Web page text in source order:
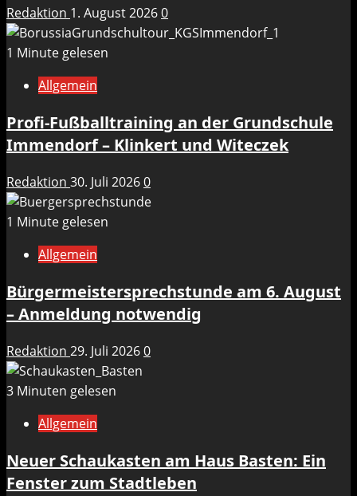
Redaktion 1. August 20260
1 Minute gelesen
Allgemein
Profi-Fußballtraining an der Grundschule
Immendorf – Klinkert und Witeczek
Redaktion 30. Juli 20260
1 Minute gelesen
Allgemein
Bürgermeistersprechstunde am 6. August
– Anmeldung notwendig
Redaktion 29. Juli 20260
3 Minuten gelesen
Allgemein
Neuer Schaukasten am Haus Basten: Ein
Fenster zum Stadtleben